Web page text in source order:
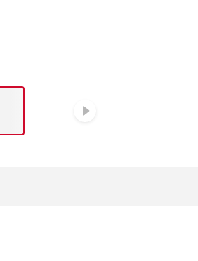
précédente